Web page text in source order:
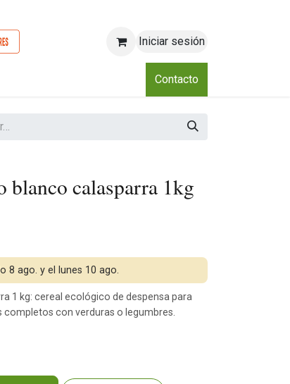
Iniciar sesión
Club
Contacto
blanco calasparra 1kg
8 ago. y el lunes 10 ago.
1 kg: cereal ecológico de despensa para
con verduras o legumbres.